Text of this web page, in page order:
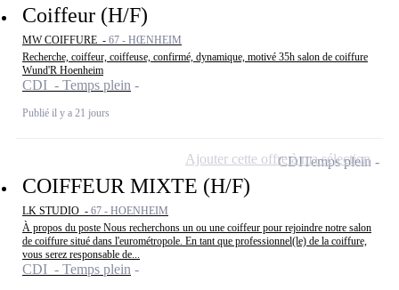
Coiffeur (H/F)
MW COIFFURE - 67 - HŒNHEIM
Recherche, coiffeur, coiffeuse, confirmé, dynamique, motivé 35h salon de coiffure
Wund'R Hoenheim
CDI - Temps plein
Publié il y a 21 jours
COIFFEUR MIXTE (H/F)
LK STUDIO - 67 - HOENHEIM
À propos du poste Nous recherchons un ou une coiffeur pour rejoindre notre salon
de coiffure situé dans l'eurométropole. En tant que professionnel(le) de la coiffure,
vous serez responsable de...
CDI - Temps plein
CDITemps plein
Ajouter cette offre à ma sélection